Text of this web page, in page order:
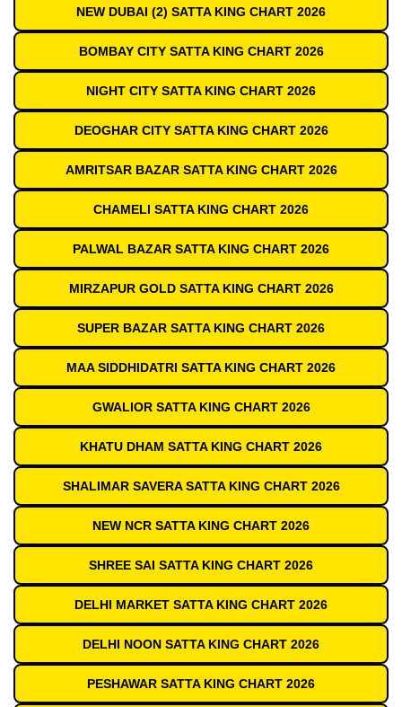
NEW DUBAI (2) SATTA KING CHART 2026
BOMBAY CITY SATTA KING CHART 2026
NIGHT CITY SATTA KING CHART 2026
DEOGHAR CITY SATTA KING CHART 2026
AMRITSAR BAZAR SATTA KING CHART 2026
CHAMELI SATTA KING CHART 2026
PALWAL BAZAR SATTA KING CHART 2026
MIRZAPUR GOLD SATTA KING CHART 2026
SUPER BAZAR SATTA KING CHART 2026
MAA SIDDHIDATRI SATTA KING CHART 2026
GWALIOR SATTA KING CHART 2026
KHATU DHAM SATTA KING CHART 2026
SHALIMAR SAVERA SATTA KING CHART 2026
NEW NCR SATTA KING CHART 2026
SHREE SAI SATTA KING CHART 2026
DELHI MARKET SATTA KING CHART 2026
DELHI NOON SATTA KING CHART 2026
PESHAWAR SATTA KING CHART 2026